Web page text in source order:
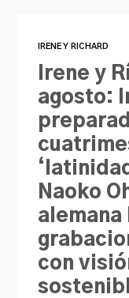
IRENE Y RICHARD
Irene y
agosto:
Naoko
alemana
con